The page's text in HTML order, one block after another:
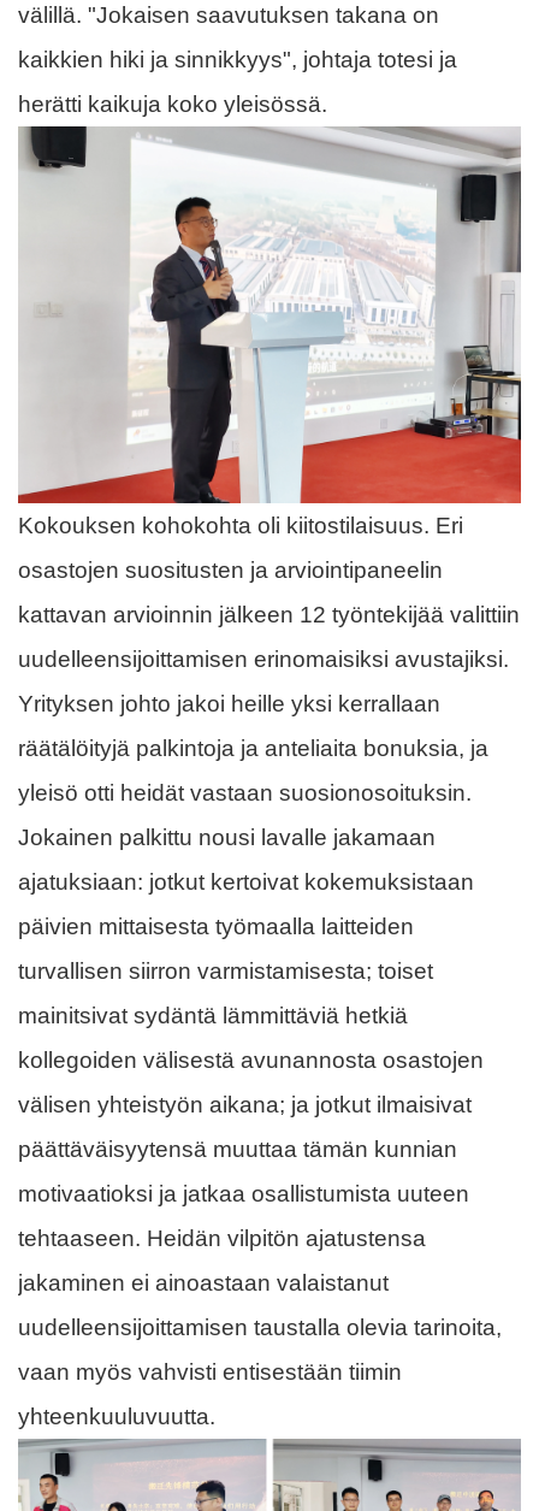
välillä. "Jokaisen saavutuksen takana on
kaikkien hiki ja sinnikkyys", johtaja totesi ja
herätti kaikuja koko yleisössä.
Kokouksen kohokohta oli kiitostilaisuus. Eri
osastojen suositusten ja arviointipaneelin
kattavan arvioinnin jälkeen 12 työntekijää valittiin
uudelleensijoittamisen erinomaisiksi avustajiksi.
Yrityksen johto jakoi heille yksi kerrallaan
räätälöityjä palkintoja ja anteliaita bonuksia, ja
yleisö otti heidät vastaan ​​suosionosoituksin.
Jokainen palkittu nousi lavalle jakamaan
ajatuksiaan: jotkut kertoivat kokemuksistaan ​​
päivien mittaisesta työmaalla laitteiden
turvallisen siirron varmistamisesta; toiset
mainitsivat sydäntä lämmittäviä hetkiä
kollegoiden välisestä avunannosta osastojen
välisen yhteistyön aikana; ja jotkut ilmaisivat
päättäväisyytensä muuttaa tämän kunnian
motivaatioksi ja jatkaa osallistumista uuteen
tehtaaseen. Heidän vilpitön ajatustensa
jakaminen ei ainoastaan ​​valaistanut
uudelleensijoittamisen taustalla olevia tarinoita,
vaan myös vahvisti entisestään tiimin
yhteenkuuluvuutta.